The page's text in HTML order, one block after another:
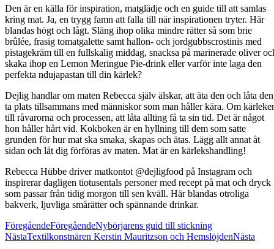
Den är en källa för inspiration, matglädje och en guide till att samlas
kring mat. Ja, en trygg famn att falla till när inspirationen tryter. Här
blandas högt och lågt. Släng ihop olika mindre rätter så som brie
brûlée, frasig tomatgalette samt hallon- och jordgubbscrostinis med
pistagekräm till en fullskalig middag, snacksa på marinerade oliver
skaka ihop en Lemon Meringue Pie-drink eller varför inte laga den
perfekta ndujapastan till din kärlek?
Dejlig handlar om maten Rebecca själv älskar, att äta den och låta den
ta plats tillsammans med människor som man håller kära. Om
till råvarorna och processen, att låta allting få ta sin tid. Det är något
hon håller hårt vid. Kokboken är en hyllning till dem som satte
grunden för hur mat ska smaka, skapas och ätas. Lägg allt annat åt
sidan och låt dig förföras av maten. Mat är en kärlekshandling!
Rebecca Hübbe driver matkontot @dejligfood på Instagram och
inspirerar dagligen tiotusentals personer med recept på mat och dryck
som passar från tidig morgon till sen kväll. Här blandas otroliga
bakverk, ljuvliga smårätter och spännande drinkar.
FöregåendeFöregåendeNybörjarens guid till stickning
NästaTextilkonstnären Kerstin Mauritzson och HemslöjdenNästa